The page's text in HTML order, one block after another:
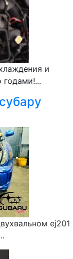
и
годами!...
ej201